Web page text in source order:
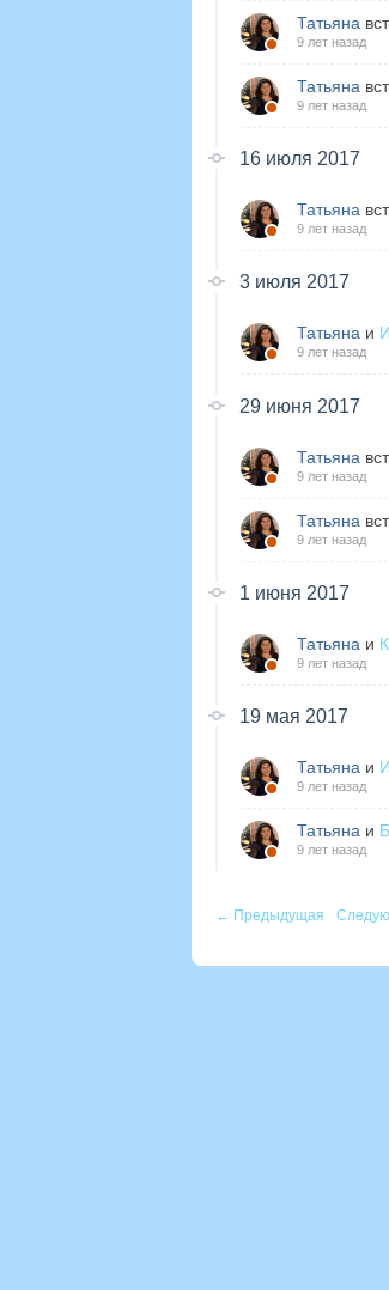
Татьяна
9 лет назад
Татьяна
9 лет назад
16 июля 2017
Татьяна
9 лет назад
3 июля 2017
Татьяна и
9 лет назад
29 июня 2017
Татьяна
9 лет назад
Татьяна
9 лет назад
1 июня 2017
Татьяна и
9 лет назад
19 мая 2017
Татьяна и
9 лет назад
Татьяна и
9 лет назад
← Предыдущая